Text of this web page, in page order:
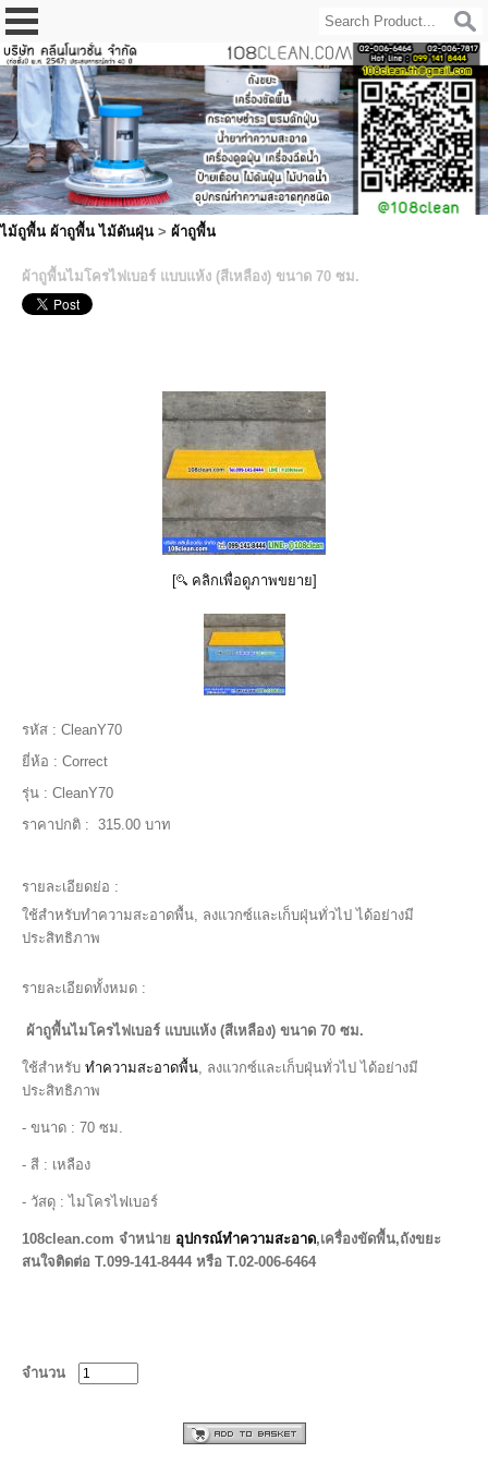
ไม้ถูพื้น ผ้าถูพื้น ไม้ดันฝุ่น > ผ้าถูพื้น
ผ้าถูพื้นไมโครไฟเบอร์ แบบแห้ง (สีเหลือง) ขนาด 70 ซม.
[ คลิกเพื่อดูภาพขยาย]
รหัส : CleanY70
ยี่ห้อ : Correct
รุ่น : CleanY70
ราคาปกติ : 315.00 บาท
รายละเอียดย่อ :
ใช้สำหรับทำความสะอาดพื้น, ลงแวกซ์และเก็บฝุ่นทั่วไป ได้อย่างมี
ประสิทธิภาพ
รายละเอียดทั้งหมด :
ผ้าถูพื้นไมโครไฟเบอร์ แบบแห้ง (สีเหลือง) ขนาด 70 ซม.
ใช้สำหรับ ทำความสะอาดพื้น, ลงแวกซ์และเก็บฝุ่นทั่วไป ได้อย่างมี
ประสิทธิภาพ
- ขนาด : 70 ซม.
- สี : เหลือง
- วัสดุ : ไมโครไฟเบอร์
108clean.com จำหน่าย อุปกรณ์ทำความสะอาด,เครื่องขัดพื้น,ถังขยะ
สนใจติดต่อ T.099-141-8444 หรือ T.02-006-6464
จำนวน